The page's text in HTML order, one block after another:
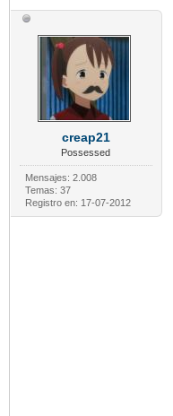
creap21
Possessed
Mensajes: 2.008
Temas: 37
Registro en: 17-07-2012